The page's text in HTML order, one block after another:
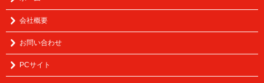
会社概要
お問い合わせ
PCサイト